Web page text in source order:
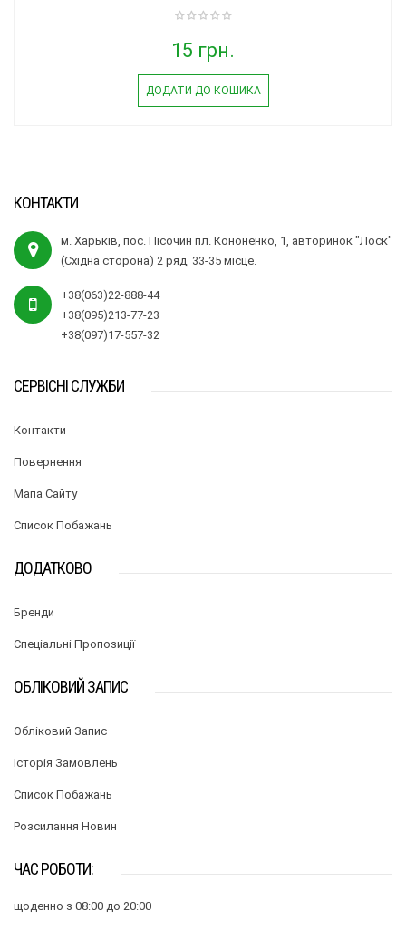
15 грн.
ДОДАТИ ДО КОШИКА
КОНТАКТИ
м. Харьків, пос. Пісочин пл. Кононенко, 1, авторинок "Лоск"
(Східна сторона) 2 ряд, 33-35 місце.
+38(063)22-888-44
+38(095)213-77-23
+38(097)17-557-32
СЕРВІСНІ СЛУЖБИ
Контакти
Повернення
Мапа Сайту
Список Побажань
ДОДАТКОВО
Бренди
Спеціальні Пропозиції
ОБЛІКОВИЙ ЗАПИС
Обліковий Запис
Історія Замовлень
Список Побажань
Розсилання Новин
ЧАС РОБОТИ:
щоденно з 08:00 до 20:00